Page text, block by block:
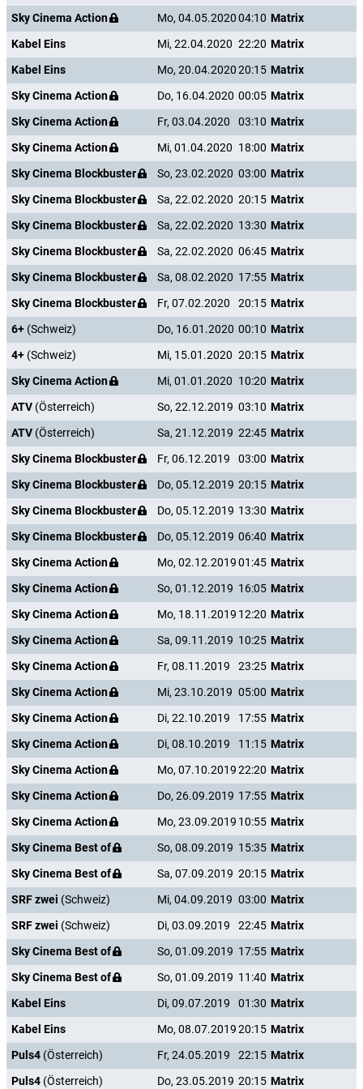
Sky Cinema Action
Mo, 04.05.202004:10 Matrix
Kabel Eins
Mi, 22.04.2020 22:20 Matrix
Kabel Eins
Mo, 20.04.202020:15 Matrix
Sky Cinema Action
Do, 16.04.2020 00:05 Matrix
Sky Cinema Action
Fr, 03.04.2020 03:10 Matrix
Sky Cinema Action
Mi, 01.04.2020 18:00 Matrix
Sky Cinema Blockbuster
So, 23.02.2020 03:00 Matrix
Sky Cinema Blockbuster
Sa, 22.02.2020 20:15 Matrix
Sky Cinema Blockbuster
Sa, 22.02.2020 13:30 Matrix
Sky Cinema Blockbuster
Sa, 22.02.2020 06:45 Matrix
Sky Cinema Blockbuster
Sa, 08.02.2020 17:55 Matrix
Sky Cinema Blockbuster
Fr, 07.02.2020 20:15 Matrix
6+ (Schweiz) Do, 16.01.2020 00:10 Matrix
4+ (Schweiz) Mi, 15.01.2020 20:15 Matrix
Sky Cinema Action
Mi, 01.01.2020 10:20 Matrix
ATV (Österreich) So, 22.12.2019 03:10 Matrix
ATV (Österreich) Sa, 21.12.2019 22:45 Matrix
Sky Cinema Blockbuster
Fr, 06.12.2019 03:00 Matrix
Sky Cinema Blockbuster
Do, 05.12.2019 20:15 Matrix
Sky Cinema Blockbuster
Do, 05.12.2019 13:30 Matrix
Sky Cinema Blockbuster
Do, 05.12.2019 06:40 Matrix
Sky Cinema Action
Mo, 02.12.201901:45 Matrix
Sky Cinema Action
So, 01.12.2019 16:05 Matrix
Sky Cinema Action
Mo, 18.11.2019 12:20 Matrix
Sky Cinema Action
Sa, 09.11.2019 10:25 Matrix
Sky Cinema Action
Fr, 08.11.2019 23:25 Matrix
Sky Cinema Action
Mi, 23.10.2019 05:00 Matrix
Sky Cinema Action
Di, 22.10.2019 17:55 Matrix
Sky Cinema Action
Di, 08.10.2019 11:15 Matrix
Sky Cinema Action
Mo, 07.10.201922:20 Matrix
Sky Cinema Action
Do, 26.09.2019 17:55 Matrix
Sky Cinema Action
Mo, 23.09.2019 10:55 Matrix
Sky Cinema Best of
So, 08.09.2019 15:35 Matrix
Sky Cinema Best of
Sa, 07.09.2019 20:15 Matrix
SRF zwei (Schweiz) Mi, 04.09.2019 03:00 Matrix
SRF zwei (Schweiz) Di, 03.09.2019 22:45 Matrix
Sky Cinema Best of
So, 01.09.2019 17:55 Matrix
Sky Cinema Best of
So, 01.09.2019 11:40 Matrix
Kabel Eins
Di, 09.07.2019 01:30 Matrix
Kabel Eins
Mo, 08.07.201920:15 Matrix
Puls4 (Österreich) Fr, 24.05.2019 22:15 Matrix
Puls4 (Österreich) Do, 23.05.2019 20:15 Matrix